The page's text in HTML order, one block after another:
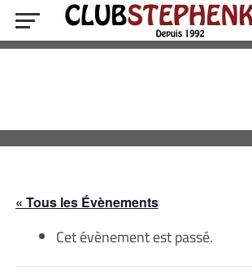
« Tous les Évènements
Cet évènement est passé.